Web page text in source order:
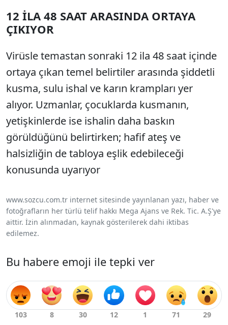
12 İLA 48 SAAT ARASINDA ORTAYA
ÇIKIYOR
Virüsle temastan sonraki 12 ila 48 saat içinde
ortaya çıkan temel belirtiler arasında şiddetli
kusma, sulu ishal ve karın krampları yer
alıyor. Uzmanlar, çocuklarda kusmanın,
yetişkinlerde ise ishalin daha baskın
görüldüğünü belirtirken; hafif ateş ve
halsizliğin de tabloya eşlik edebileceği
konusunda uyarıyor
www.sozcu.com.tr internet sitesinde yayınlanan yazı, haber ve
fotoğrafların her türlü telif hakkı Mega Ajans ve Rek. Tic. A.Ş'ye
aittir. İzin alınmadan, kaynak gösterilerek dahi iktibas
edilemez.
Bu habere emoji ile tepki ver